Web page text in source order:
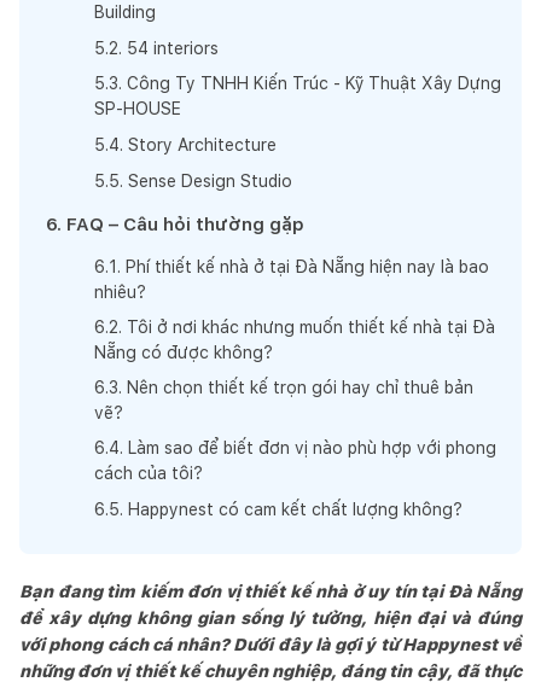
Building
5.2. 54 interiors
5.3. Công Ty TNHH Kiến Trúc - Kỹ Thuật Xây Dựng
SP-HOUSE
5.4. Story Architecture
5.5. Sense Design Studio
6. FAQ – Câu hỏi thường gặp
6.1 . Phí thiết kế nhà ở tại Đà Nẵng hiện nay là bao
nhiêu?
6.2. Tôi ở nơi khác nhưng muốn thiết kế nhà tại Đà
Nẵng có được không?
6.3. Nên chọn thiết kế trọn gói hay chỉ thuê bản
vẽ?
6.4. Làm sao để biết đơn vị nào phù hợp với phong
cách của tôi?
6.5. Happynest có cam kết chất lượng không?
Bạn đang tìm kiếm đơn vị thiết kế nhà ở uy tín tại Đà Nẵng
để xây dựng không gian sống lý tưởng, hiện đại và đúng
với phong cách cá nhân? Dưới đây là gợi ý từ Happynest về
những đơn vị thiết kế chuyên nghiệp, đáng tin cậy, đã thực